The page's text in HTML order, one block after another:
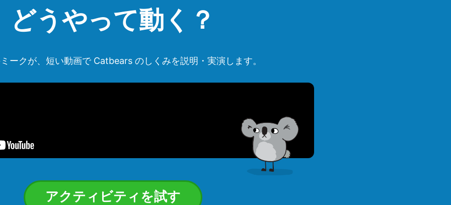
どうやって動く？
ークが、短い動画で Catbears のしくみを説明・実演します。
アクティビティを試す